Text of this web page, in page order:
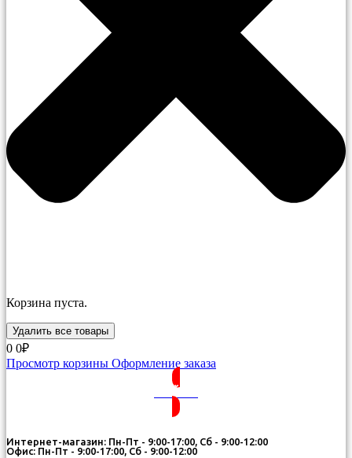
Корзина пуста.
Удалить все товары
0 0₽
Просмотр корзины Оформление заказа
ВОЙТИ
Интернет-магазин: Пн-Пт - 9:00-17:00, Сб - 9:00-12:00
Офис: Пн-Пт - 9:00-17:00, Сб - 9:00-12:00